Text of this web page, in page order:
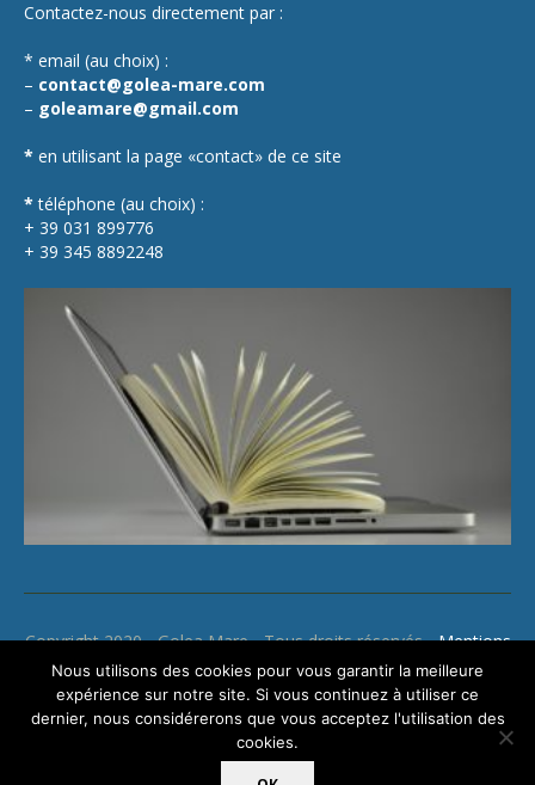
Contactez-nous directement par :
* email (au choix) :
– contact@golea-mare.com
– goleamare@gmail.com
* en utilisant la page «contact» de ce site
* téléphone (au choix) :
+ 39 031 899776
+ 39 345 8892248
Copyright 2020 - Golea Mare - Tous droits réservés -Mentions
légales
Nous utilisons des cookies pour vous garantir la meilleure
expérience sur notre site. Si vous continuez à utiliser ce
dernier, nous considérerons que vous acceptez l'utilisation des
cookies.